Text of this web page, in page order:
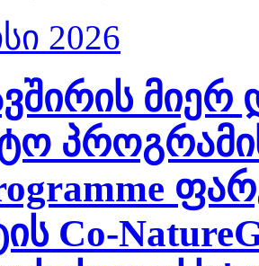
2026
მიერ
Co-